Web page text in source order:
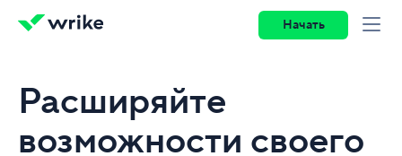
Начать
Расширяйте
возможности своего